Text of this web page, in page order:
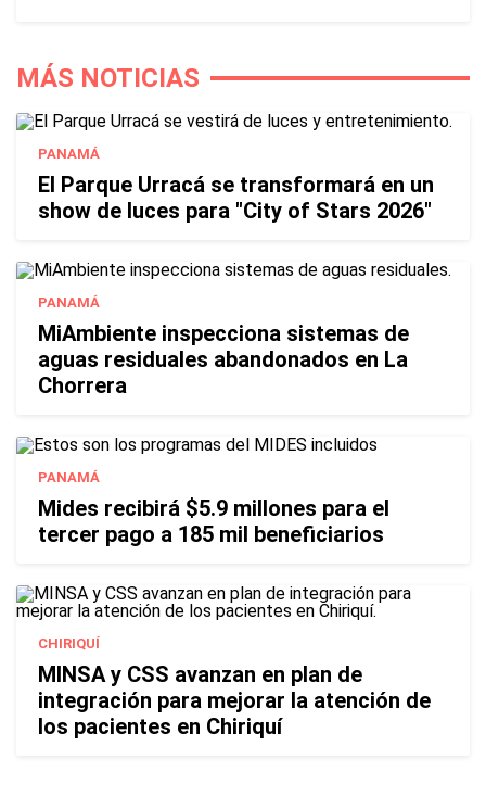
MÁS NOTICIAS
PANAMÁ
El Parque Urracá se transformará en un
show de luces para "City of Stars 2026"
PANAMÁ
MiAmbiente inspecciona sistemas de
aguas residuales abandonados en La
Chorrera
PANAMÁ
Mides recibirá $5.9 millones para el
tercer pago a 185 mil beneficiarios
CHIRIQUÍ
MINSA y CSS avanzan en plan de
integración para mejorar la atención de
los pacientes en Chiriquí